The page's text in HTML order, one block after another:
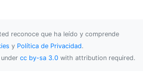
reconoce que ha leído y comprende
y Política de Privacidad.
cc by-sa 3.0 with attribution required.